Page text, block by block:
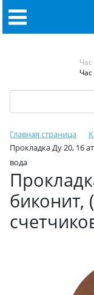
Главная страница
Прокладка Ду 20, 16
вода
биконит,